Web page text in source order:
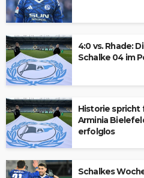
4:0 vs. Rhade:
Schalke 04 im
Historie spricht
Arminia
erfolglos
Schalkes